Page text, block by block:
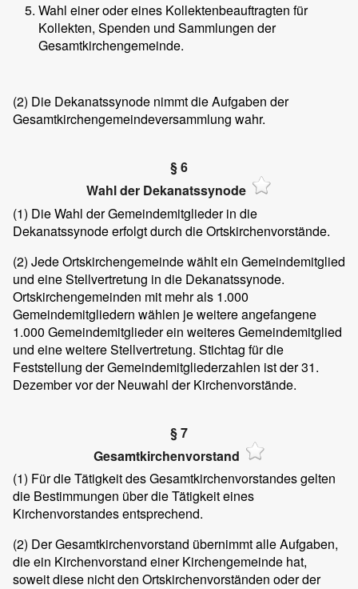
Wahl einer oder eines Kollektenbeauftragten für
Kollekten, Spenden und Sammlungen der
Gesamtkirchengemeinde.
(2) Die Dekanatssynode nimmt die Aufgaben der
Gesamtkirchengemeindeversammlung wahr.
§ 6
Wahl der Dekanatssynode
(1) Die Wahl der Gemeindemitglieder in die
Dekanatssynode erfolgt durch die Ortskirchenvorstände.
(2) Jede Ortskirchengemeinde wählt ein Gemeindemitglied
und eine Stellvertretung in die Dekanatssynode.
Ortskirchengemeinden mit mehr als 1.000
Gemeindemitgliedern wählen je weitere angefangene
1.000 Gemeindemitglieder ein weiteres Gemeindemitglied
und eine weitere Stellvertretung. Stichtag für die
Feststellung der Gemeindemitgliederzahlen ist der 31.
Dezember vor der Neuwahl der Kirchenvorstände.
§ 7
Gesamtkirchenvorstand
(1) Für die Tätigkeit des Gesamtkirchenvorstandes gelten
die Bestimmungen über die Tätigkeit eines
Kirchenvorstandes entsprechend.
(2) Der Gesamtkirchenvorstand übernimmt alle Aufgaben,
die ein Kirchenvorstand einer Kirchengemeinde hat,
soweit diese nicht den Ortskirchenvorständen oder der